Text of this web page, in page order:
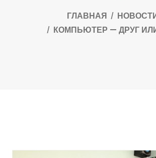
ГЛАВНАЯ
КОМПЬЮТЕР — ДРУГ